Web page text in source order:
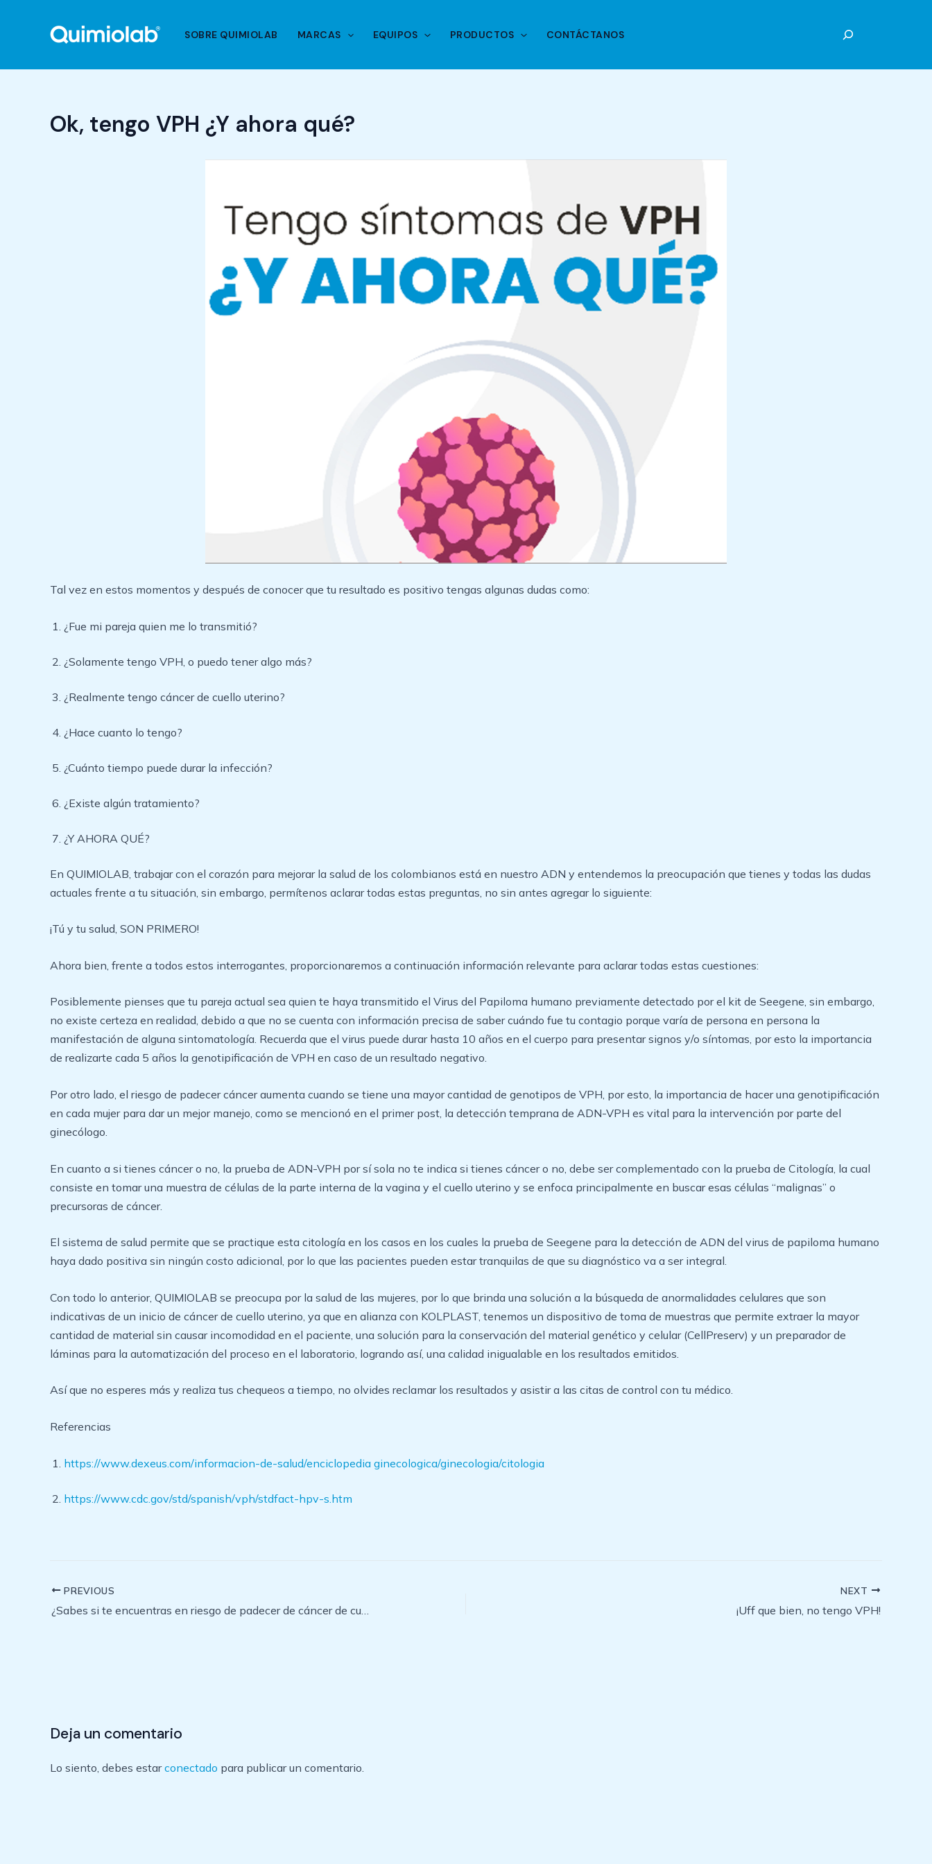
SOBRE QUIMIOLAB MARCAS EQUIPOS PRODUCTOS CONTÁCTANOS
Ok, tengo VPH ¿Y ahora qué?
Tal vez en estos momentos y después de conocer que tu resultado es positivo tengas algunas dudas como:
¿Fue mi pareja quien me lo transmitió?
¿Solamente tengo VPH, o puedo tener algo más?
¿Realmente tengo cáncer de cuello uterino?
¿Hace cuanto lo tengo?
¿Cuánto tiempo puede durar la infección?
¿Existe algún tratamiento?
¿Y AHORA QUÉ?
En QUIMIOLAB, trabajar con el corazón para mejorar la salud de los colombianos está en nuestro ADN y entendemos la preocupación que tienes y todas las dudas
actuales frente a tu situación, sin embargo, permítenos aclarar todas estas preguntas, no sin antes agregar lo siguiente:
¡Tú y tu salud, SON PRIMERO!
Ahora bien, frente a todos estos interrogantes, proporcionaremos a continuación información relevante para aclarar todas estas cuestiones:
Posiblemente pienses que tu pareja actual sea quien te haya transmitido el Virus del Papiloma humano previamente detectado por el kit de Seegene, sin embargo,
no existe certeza en realidad, debido a que no se cuenta con información precisa de saber cuándo fue tu contagio porque varía de persona en persona la
manifestación de alguna sintomatología. Recuerda que el virus puede durar hasta 10 años en el cuerpo para presentar signos y/o síntomas, por esto la importancia
de realizarte cada 5 años la genotipificación de VPH en caso de un resultado negativo.
Por otro lado, el riesgo de padecer cáncer aumenta cuando se tiene una mayor cantidad de genotipos de VPH, por esto, la importancia de hacer una genotipificación
en cada mujer para dar un mejor manejo, como se mencionó en el primer post, la detección temprana de ADN-VPH es vital para la intervención por parte del
ginecólogo.
En cuanto a si tienes cáncer o no, la prueba de ADN-VPH por sí sola no te indica si tienes cáncer o no, debe ser complementado con la prueba de Citología, la cual
consiste en tomar una muestra de células de la parte interna de la vagina y el cuello uterino y se enfoca principalmente en buscar esas células “malignas” o
precursoras de cáncer.
El sistema de salud permite que se practique esta citología en los casos en los cuales la prueba de Seegene para la detección de ADN del virus de papiloma humano
haya dado positiva sin ningún costo adicional, por lo que las pacientes pueden estar tranquilas de que su diagnóstico va a ser integral.
Con todo lo anterior, QUIMIOLAB se preocupa por la salud de las mujeres, por lo que brinda una solución a la búsqueda de anormalidades celulares que son
indicativas de un inicio de cáncer de cuello uterino, ya que en alianza con KOLPLAST, tenemos un dispositivo de toma de muestras que permite extraer la mayor
cantidad de material sin causar incomodidad en el paciente, una solución para la conservación del material genético y celular (CellPreserv) y un preparador de
láminas para la automatización del proceso en el laboratorio, logrando así, una calidad inigualable en los resultados emitidos.
Así que no esperes más y realiza tus chequeos a tiempo, no olvides reclamar los resultados y asistir a las citas de control con tu médico.
Referencias
https://www.dexeus.com/informacion-de-salud/enciclopedia ginecologica/ginecologia/citologia
https://www.cdc.gov/std/spanish/vph/stdfact-hpv-s.htm
Post
navigation
PREVIOUS
¿Sabes si te encuentras en riesgo de padecer de cáncer de cuello uterino?
NEXT
¡Uff que bien, no tengo VPH!
Deja un comentario
Lo siento, debes estarconectado para publicar un comentario.